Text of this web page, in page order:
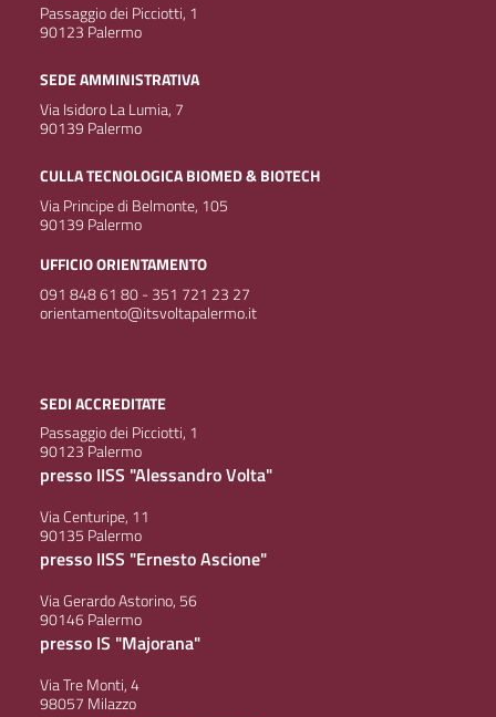
Passaggio dei Picciotti, 1
90123 Palermo
SEDE AMMINISTRATIVA
Via Isidoro La Lumia, 7
90139 Palermo
CULLA TECNOLOGICA BIOMED & BIOTECH
Via Principe di Belmonte, 105
90139 Palermo
UFFICIO ORIENTAMENTO
091 848 61 80 - 351 721 23 27
orientamento@itsvoltapalermo.it
SEDI ACCREDITATE
Passaggio dei Picciotti, 1
90123 Palermo
presso IISS "Alessandro Volta"
Via Centuripe, 11
90135 Palermo
presso IISS "Ernesto Ascione"
Via Gerardo Astorino, 56
90146 Palermo
presso IS "Majorana"
Via Tre Monti, 4
98057 Milazzo